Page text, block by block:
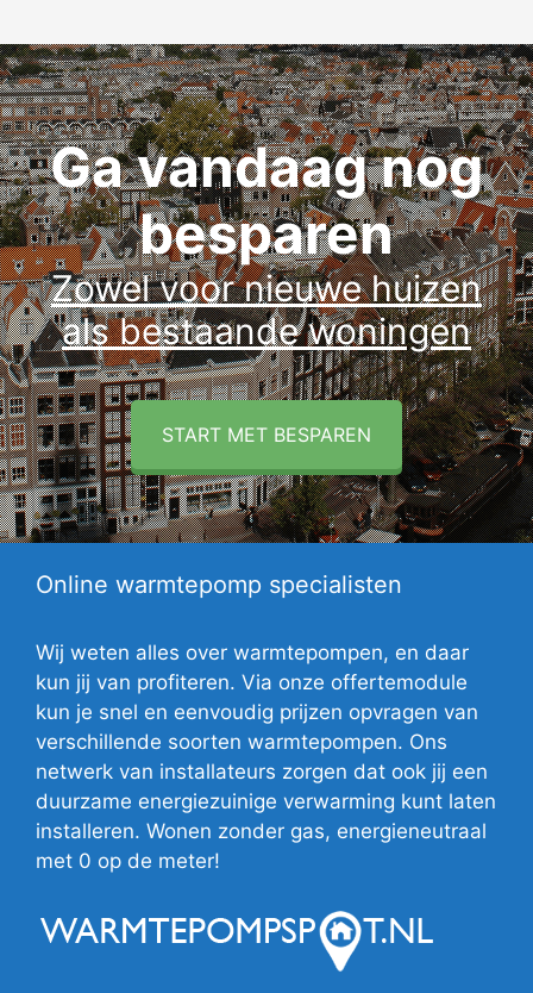
Ga vandaag nog
besparen
Zowel voor nieuwe huizen
als bestaande woningen
START MET BESPAREN
Online warmtepomp specialisten
Wij weten alles over warmtepompen, en daar
kun jij van profiteren. Via onze offertemodule
kun je snel en eenvoudig prijzen opvragen van
verschillende soorten warmtepompen. Ons
netwerk van installateurs zorgen dat ook jij een
duurzame energiezuinige verwarming kunt laten
installeren. Wonen zonder gas, energieneutraal
met 0 op de meter!